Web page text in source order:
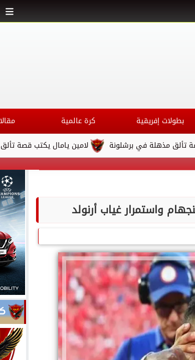
بطولات إفريقية كرة عالمية
لامين يامال يكتب قصة تألق مذهلة في برشلونة
واستمرار غياب أرنولد